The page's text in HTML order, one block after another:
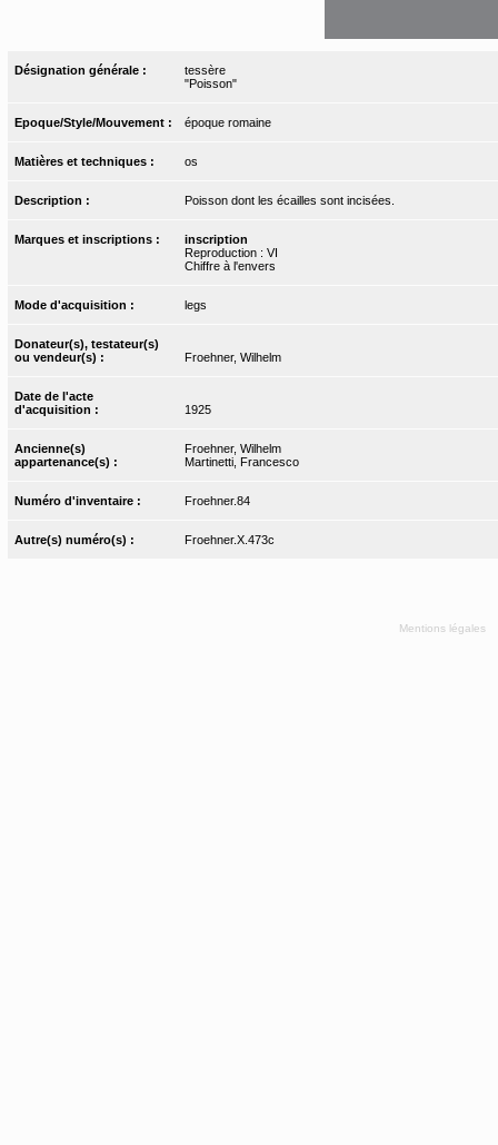
Désignation générale :
tessère
"Poisson"
Epoque/Style/Mouvement : époque romaine
Matières et techniques : os
Description : Poisson dont les écailles sont incisées.
Marques et inscriptions :
inscription
Reproduction : VI
Chiffre à l'envers
Mode d'acquisition : legs
Donateur(s), testateur(s)
ou vendeur(s) :
Froehner, Wilhelm
Date de l'acte
d'acquisition :
1925
Ancienne(s)
appartenance(s) :
Froehner, Wilhelm
Martinetti, Francesco
Numéro d'inventaire : Froehner.84
Autre(s) numéro(s) : Froehner.X.473c
Mentions légales